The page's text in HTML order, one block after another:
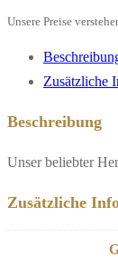
750/-
Weißgold
Menge
Unsere Preise
Zusätzliche
Beschreibung
Unser beliebter
Zusätzliche